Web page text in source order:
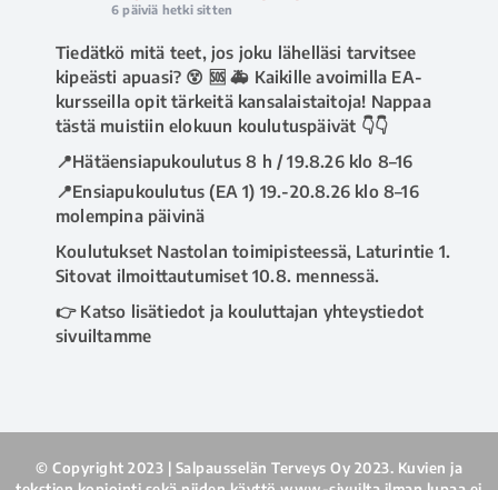
6 päiviä hetki sitten
Tiedätkö mitä teet, jos joku lähelläsi tarvitsee
kipeästi apuasi? 😵 🆘 🚑 Kaikille avoimilla EA-
kursseilla opit tärkeitä kansalaistaitoja! Nappaa
tästä muistiin elokuun koulutuspäivät 👇👇
📍Hätäensiapukoulutus 8 h / 19.8.26 klo 8–16
📍Ensiapukoulutus (EA 1) 19.-20.8.26 klo 8–16
molempina päivinä
Koulutukset Nastolan toimipisteessä, Laturintie 1.
Sitovat ilmoittautumiset 10.8. mennessä.
👉 Katso lisätiedot ja kouluttajan yhteystiedot
sivuiltamme
#salpausselänterveys #terveyspalvelut #lahti
© Copyright 2023 | Salpausselän Terveys Oy 2023. Kuvien ja